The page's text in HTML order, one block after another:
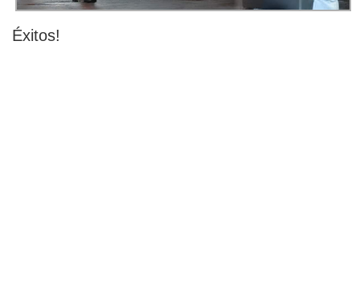
Éxitos!